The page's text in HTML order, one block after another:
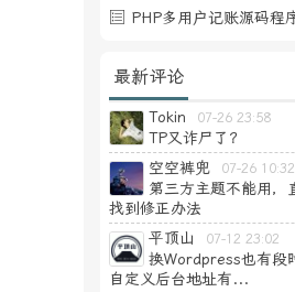
PHP多用户记账源码程
最新评论
Tokin 07-26 23:58
TP又诈尸了？
空空裤兜
07-26 10:32
第三方主题不能用，
找到修正办法
平顶山
07-12 23:02
换Wordpress也有段
自定义后台地址有...